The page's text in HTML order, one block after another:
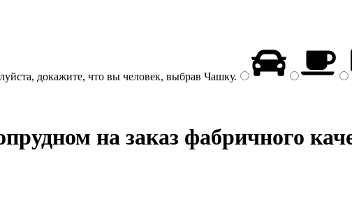
докажите, что вы человек, выбрав Чашку.
на заказ фабричного